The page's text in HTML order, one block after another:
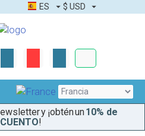
ES $ USD
y ¡obtén un10% de
!